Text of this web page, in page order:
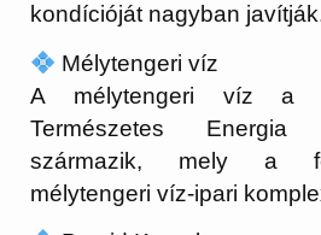
kondícióját nagyban
Mélytengeri víz
A mélytengeri víz a
Természetes Energia
származik, mely a
mélytengeri víz-ipari